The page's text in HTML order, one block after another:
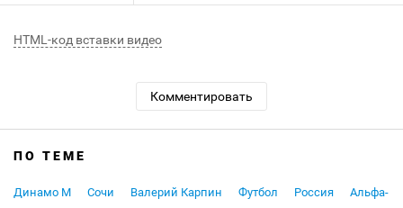
HTML-код вставки видео
Комментировать
ПО ТЕМЕ
Динамо М Сочи Валерий Карпин Футбол Россия
Альфа-